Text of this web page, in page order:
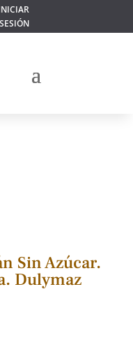
SESIÓN
Sin Azúcar.
Dulymaz